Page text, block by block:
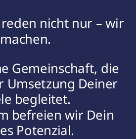
nicht nur – wir
machen.
Gemeinschaft, die
Umsetzung Deiner
begleitet.
befreien wir Dein
Potenzial.